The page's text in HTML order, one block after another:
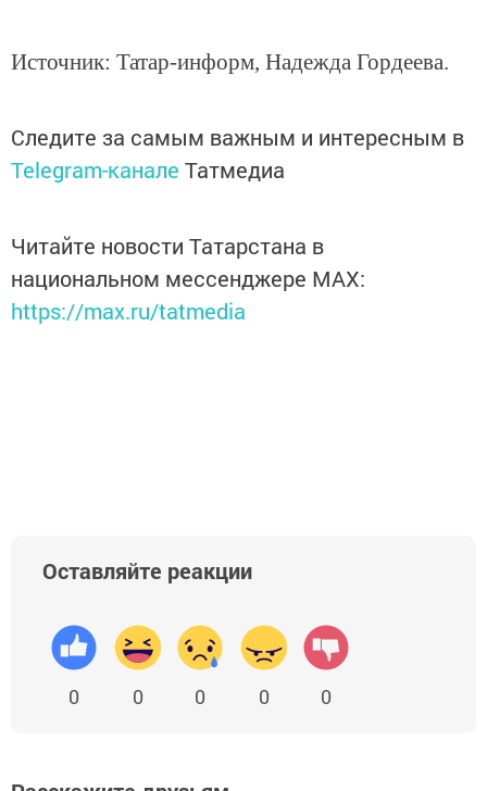
Источник: Татар-информ, Надежда Гордеева.
Следите за самым важным и интересным в
Telegram-канале Татмедиа
Читайте новости Татарстана в
национальном мессенджере MАХ:
https://max.ru/tatmedia
Оставляйте реакции
0 0 0 0 0